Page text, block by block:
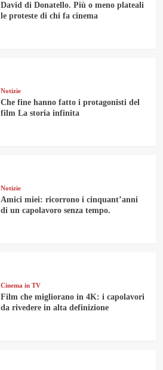
David di Donatello. Più o meno plateali
le proteste di chi fa cinema
Notizie
Che fine hanno fatto i protagonisti del
film La storia infinita
Notizie
Amici miei: ricorrono i cinquant’anni
di un capolavoro senza tempo.
Cinema in TV
Film che migliorano in 4K: i capolavori
da rivedere in alta definizione